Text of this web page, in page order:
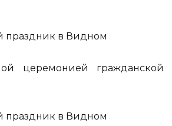
церемонией гражданской